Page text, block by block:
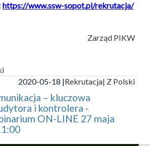
https://www.ssw-sopot.pl/rekrutacja/
Zarząd PIKW
2020-05-18 |Rekrutacja| Z Polski
– kluczowa
i kontrolera -
ON-LINE 27 maja